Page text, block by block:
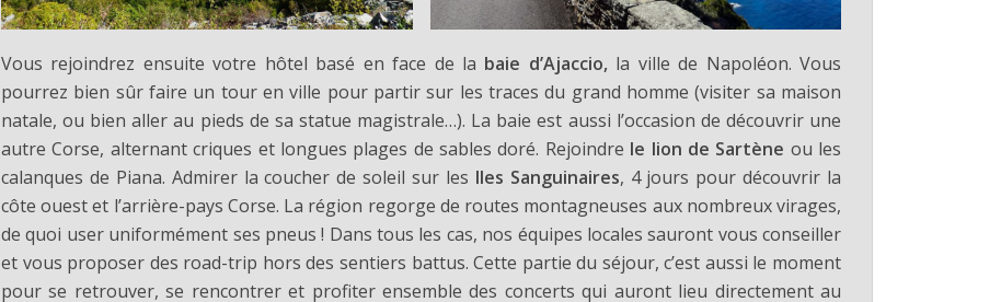
Vous rejoindrez ensuite votre hôtel basé en face de la baie d’Ajaccio,la ville de Napoléon. Vous
pourrez bien sûr faire un tour en ville pour partir sur les traces du grand homme (visiter sa maison
natale, ou bien aller au pieds de sa statue magistrale…). La baie est aussi l’occasion de découvrir une
autre Corse, alternant criques et longues plages de sables doré. Rejoindre le lion de Sartène ou les
calanques de Piana. Admirer la coucher de soleil sur les Iles Sanguinaires, 4 jours pour découvrir la
côte ouest et l’arrière-pays Corse. La région regorge de routes montagneuses aux nombreux virages,
de quoi user uniformément ses pneus ! Dans tous les cas, nos équipes locales sauront vous conseiller
et vous proposer des road-trip hors des sentiers battus. Cette partie du séjour, c’est aussi le moment
pour se retrouver, se rencontrer et profiter ensemble des concerts qui auront lieu directement au